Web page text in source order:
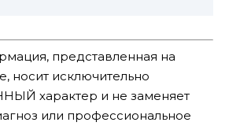
представленная на
носит исключительно
характер и не заменяет
или профессиональное